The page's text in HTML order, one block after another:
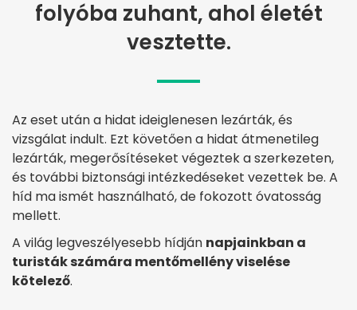
folyóba zuhant, ahol életét
vesztette.
Az eset után a hidat ideiglenesen lezárták, és
vizsgálat indult. Ezt követően a hidat átmenetileg
lezárták, megerősítéseket végeztek a szerkezeten,
és további biztonsági intézkedéseket vezettek be. A
híd ma ismét használható, de fokozott óvatosság
mellett.
A világ legveszélyesebb hídján napjainkban a
turisták számára mentőmellény viselése
kötelező.